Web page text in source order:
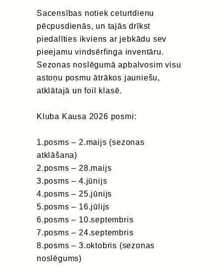
Sacensības notiek ceturtdienu
pēcpusdienās, un tajās drīkst
piedalīties ikviens ar jebkādu sev
pieejamu vindsērfinga inventāru.
Sezonas noslēgumā apbalvosim visu
astoņu posmu ātrākos jauniešu,
atklātajā un foil klasē.
Kluba Kausa 2026 posmi:
1.posms – 2.maijs (sezonas
atklāšana)
2.posms – 28.maijs
3.posms – 4.jūnijs
4.posms – 25.jūnijs
5.posms – 16.jūlijs
6.posms – 10.septembris
7.posms – 24.septembris
8.posms – 3.oktobris (sezonas
noslēgums)